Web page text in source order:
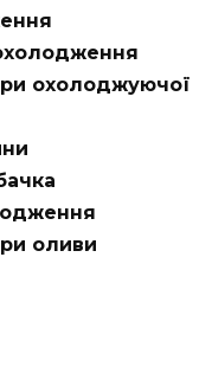
охолоджуючої
оливи